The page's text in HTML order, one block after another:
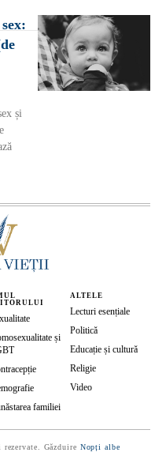
și
și
familiei
ALTELE
Lecturi esențiale
Politică
Educație și cultură
Religie
Video
Găzduire Nopți albe